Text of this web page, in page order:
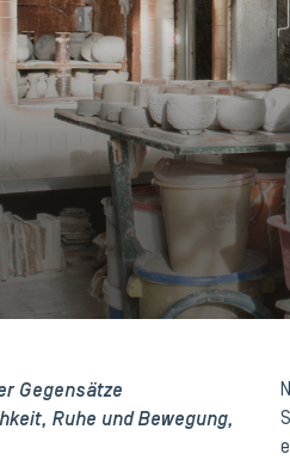
Gegensätze
Ruhe und Bewegung,